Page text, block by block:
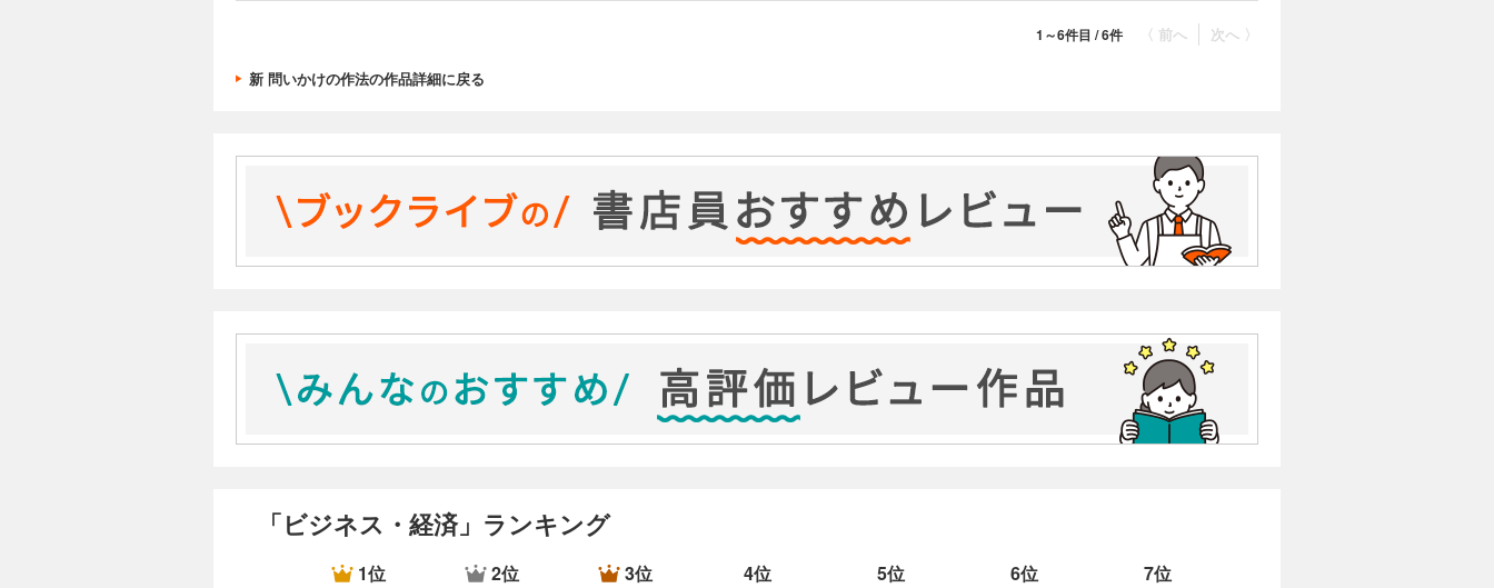
・何かに囚われていないか、こだわりはどこにあるか、こだわりはずれていないか、何かを我慢していないか
4.問いかけの作法 組み立てる
・方向性を調整する（主語の大きさや、時間軸を決める）
・制約をかける（回答しやすいような制限。、個数など）
トピックの限定、形容詞を加える、範囲を指定、答え方を指定
次へ 〉
〈 前へ
1～6件目 / 6件
新 問いかけの作法の作品詳細に戻る
「ビジネス・経済」ランキング
1位 2位 3位 4位 5位 6位 7位